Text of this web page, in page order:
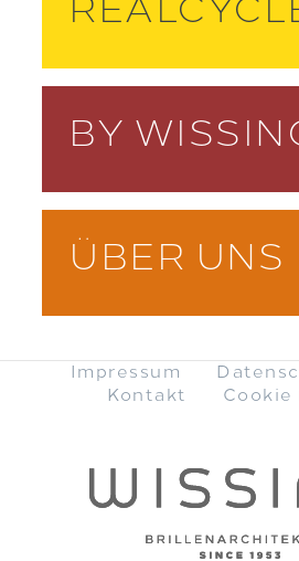
BY
ÜBER UNS
Impressum
Kontakt
Cookie